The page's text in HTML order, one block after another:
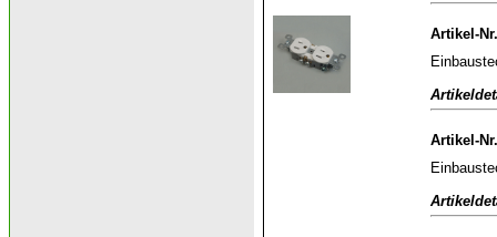
Artikel-
Artikel-